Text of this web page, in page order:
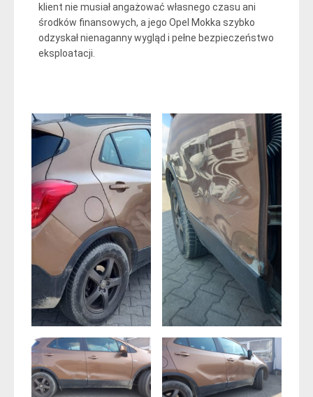
klient nie musiał angażować własnego czasu ani
środków finansowych, a jego Opel Mokka szybko
odzyskał nienaganny wygląd i pełne bezpieczeństwo
eksploatacji.